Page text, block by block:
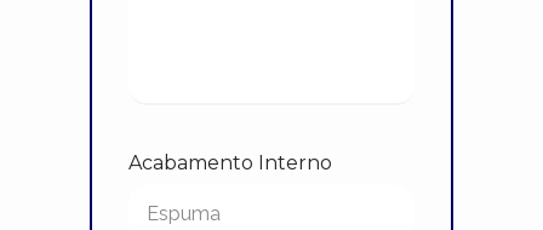
Acabamento Interno